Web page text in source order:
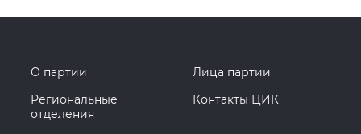
О партии
Лица партии
Региональные
отделения
Контакты ЦИК